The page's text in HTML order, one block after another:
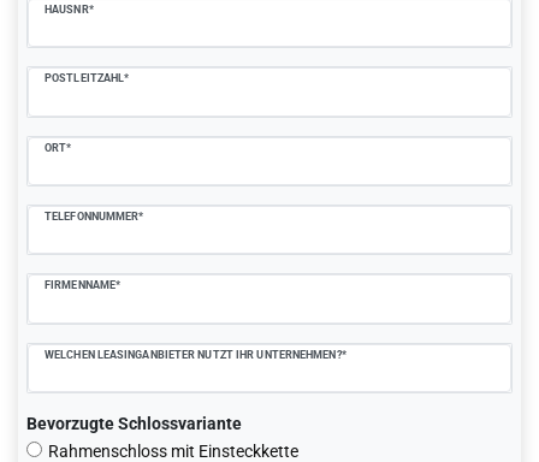
HAUSNR*
POSTLEITZAHL*
ORT*
TELEFONNUMMER*
FIRMENNAME*
WELCHEN LEASINGANBIETER NUTZT IHR UNTERNEHMEN?*
Bevorzugte Schlossvariante
Rahmenschloss mit Einsteckkette